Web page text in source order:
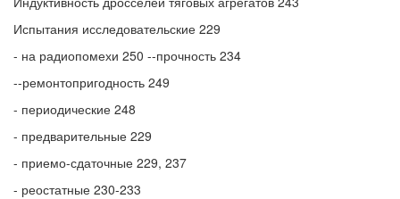
Испытания исследовательские 229
- на радиопомехи 250 --прочность 234
--ремонтопригодность 249
- периодические 248
- предварительные 229
- приемо-сдаточные 229, 237
- реостатные 230-233